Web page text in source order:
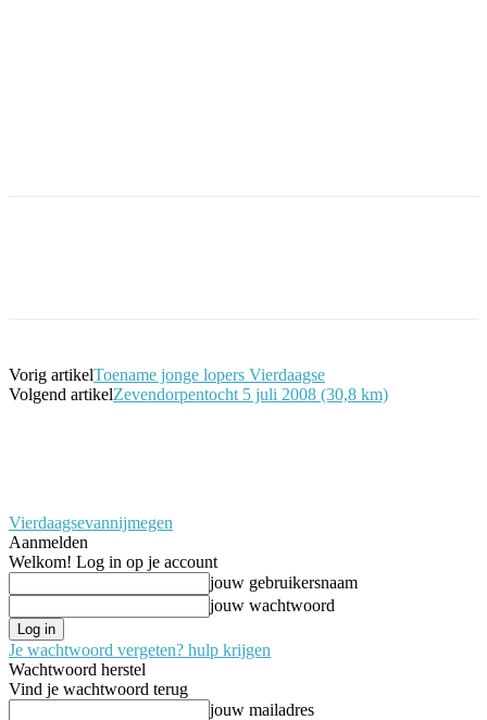
Vorig artikelToename jonge lopers Vierdaagse
Volgend artikelZevendorpentocht 5 juli 2008 (30,8 km)
Vierdaagsevannijmegen
Aanmelden
Welkom! Log in op je account
jouw gebruikersnaam
jouw wachtwoord
Je wachtwoord vergeten? hulp krijgen
Wachtwoord herstel
Vind je wachtwoord terug
jouw mailadres